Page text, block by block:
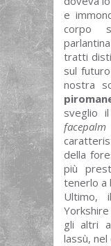
e
corpo
tratti
sul
nostra
sveglio
facepalm
della
più
tenerlo a
Ultimo,
gli altri
lassù, nel